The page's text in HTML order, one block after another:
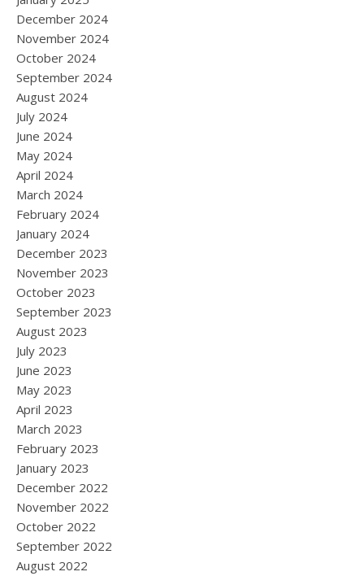
December 2024
November 2024
October 2024
September 2024
August 2024
July 2024
June 2024
May 2024
April 2024
March 2024
February 2024
January 2024
December 2023
November 2023
October 2023
September 2023
August 2023
July 2023
June 2023
May 2023
April 2023
March 2023
February 2023
January 2023
December 2022
November 2022
October 2022
September 2022
August 2022